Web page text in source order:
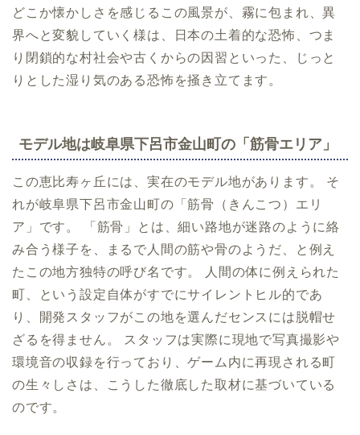
どこか懐かしさを感じるこの風景が、霧に包まれ、異
界へと変貌していく様は、日本の土着的な恐怖、つま
り閉鎖的な村社会や古くからの因習といった、じっと
りとした湿り気のある恐怖を掻き立てます。
モデル地は岐阜県下呂市金山町の「筋骨エリア」
この恵比寿ヶ丘には、実在のモデル地があります。 そ
れが岐阜県下呂市金山町の「筋骨（きんこつ）エリ
ア」です。 「筋骨」とは、細い路地が迷路のように絡
み合う様子を、まるで人間の筋や骨のようだ、と例え
たこの地方独特の呼び名です。 人間の体に例えられた
町、という設定自体がすでにサイレントヒル的であ
り、開発スタッフがこの地を選んだセンスには脱帽せ
ざるを得ません。 スタッフは実際に現地で写真撮影や
環境音の収録を行っており、ゲーム内に再現される町
の生々しさは、こうした徹底した取材に基づいている
のです。